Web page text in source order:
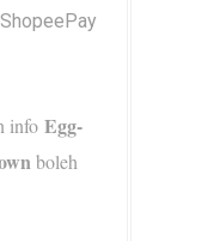
info Egg-
boleh